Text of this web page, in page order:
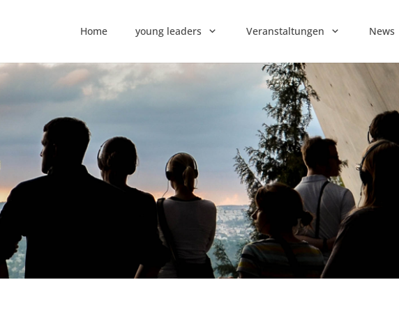
Home young leaders Veranstaltungen News